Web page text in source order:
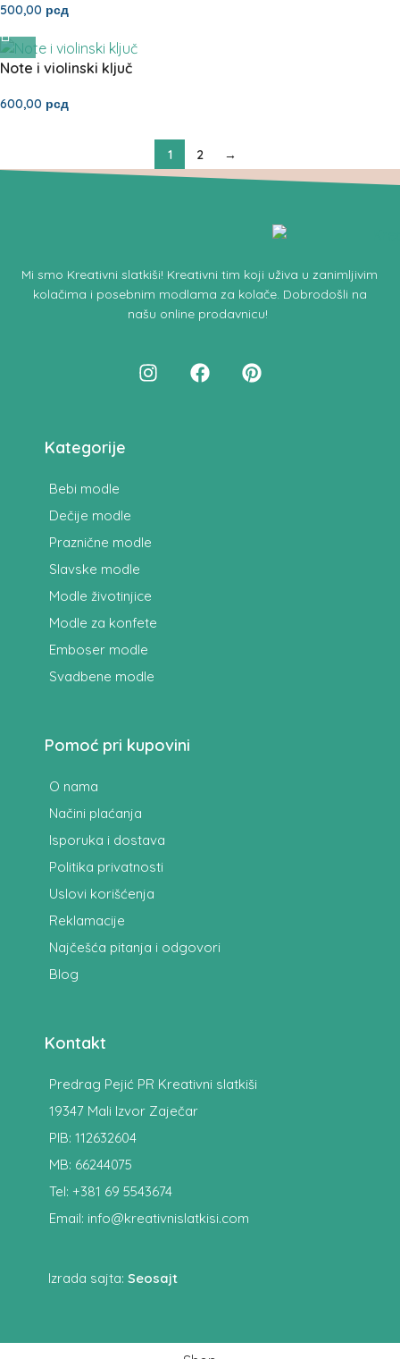
500,00 рсд
Note i violinski ključ
600,00 рсд
1 2 →
Mi smo Kreativni slatkiši! Kreativni tim koji uživa u zanimljivim
kolačima i posebnim modlama za kolače. Dobrodošli na
našu online prodavnicu!
Kategorije
Bebi modle
Dečije modle
Praznične modle
Slavske modle
Modle životinjice
Modle za konfete
Emboser modle
Svadbene modle
Pomoć pri kupovini
O nama
Načini plaćanja
Isporuka i dostava
Politika privatnosti
Uslovi korišćenja
Reklamacije
Najčešća pitanja i odgovori
Blog
Kontakt
Predrag Pejić PR Kreativni slatkiši
19347 Mali Izvor Zaječar
PIB: 112632604
MB: 66244075
Tel: +381 69 5543674
Email: info@kreativnislatkisi.com
Izrada sajta: Seosajt